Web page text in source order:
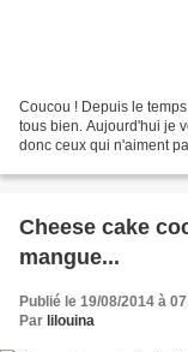
Coucou ! Depuis le
tous bien. Aujourd'hui je
donc ceux qui n'aiment
Cheese cake
mangue...
Publié le 19/08/2014 à
Par lilouina